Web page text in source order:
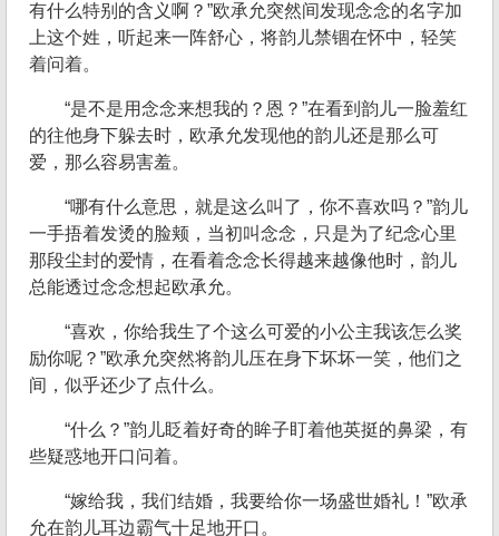
有什么特别的含义啊？”欧承允突然间发现念念的名字加
上这个姓，听起来一阵舒心，将韵儿禁锢在怀中，轻笑
着问着。
“是不是用念念来想我的？恩？”在看到韵儿一脸羞红
的往他身下躲去时，欧承允发现他的韵儿还是那么可
爱，那么容易害羞。
“哪有什么意思，就是这么叫了，你不喜欢吗？”韵儿
一手捂着发烫的脸颊，当初叫念念，只是为了纪念心里
那段尘封的爱情，在看着念念长得越来越像他时，韵儿
总能透过念念想起欧承允。
“喜欢，你给我生了个这么可爱的小公主我该怎么奖
励你呢？”欧承允突然将韵儿压在身下坏坏一笑，他们之
间，似乎还少了点什么。
“什么？”韵儿眨着好奇的眸子盯着他英挺的鼻梁，有
些疑惑地开口问着。
“嫁给我，我们结婚，我要给你一场盛世婚礼！”欧承
允在韵儿耳边霸气十足地开口。